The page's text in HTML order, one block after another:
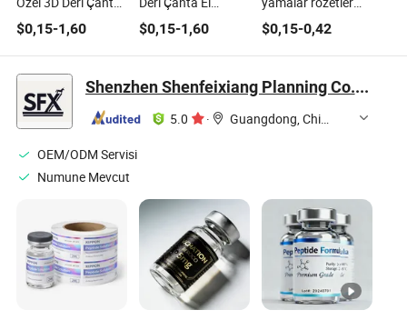
El Çantası Parfüm
Altın Marka Adı
Etiketi Köpek Evcil
Hayvan Mobilya
Plakası Giysi
Kumaş Etiketi
Ayakkabı Etiketi
Metal Giysi
$0,15-1,60
Çantası Altın
Kumaş Bitki
Etiketleri Metal
Marka Adı Etiketi
Plakası Logo ile
$0,15-1,60
etiketler Mevcut
$0,15-0,42
Shenzhen Shenfeixiang Planning Co., Ltd.
5.0 · Guangdong, China
OEM/ODM Servisi
Numune Mevcut